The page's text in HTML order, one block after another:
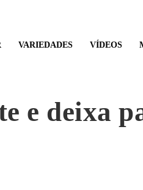
VARIEDADES VÍDEOS
e deixa